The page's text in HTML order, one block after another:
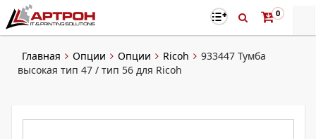
0
Главная Опции Опции Ricoh
933447 Тумба
высокая тип 47 / тип 56 для Ricoh